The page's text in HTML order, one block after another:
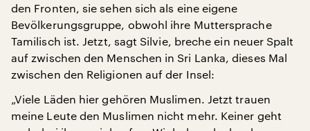
den Fronten, sie sehen sich als eine eigene
Bevölkerungsgruppe, obwohl ihre Muttersprache
Tamilisch ist. Jetzt, sagt Silvie, breche ein neuer Spalt
auf zwischen den Menschen in Sri Lanka, dieses Mal
zwischen den Religionen auf der Insel:
„Viele Läden hier gehören Muslimen. Jetzt trauen
meine Leute den Muslimen nicht mehr. Keiner geht